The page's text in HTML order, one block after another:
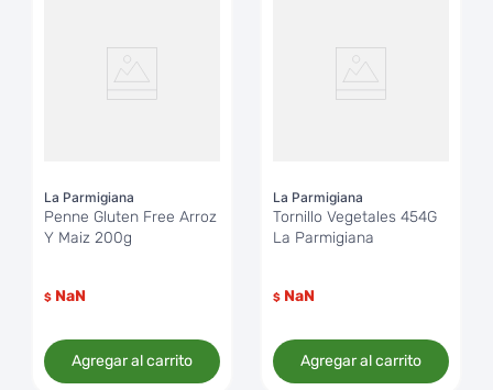
La Parmigiana
Penne Gluten Free Arroz
Y Maiz 200g
$ NaN
Agregar al carrito
La Parmigiana
Tornillo Vegetales 454G
La Parmigiana
$ NaN
Agregar al carrito